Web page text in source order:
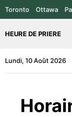
Toronto Ottawa
HEURE DE PRIERE
Lundi, 10 Août 2026